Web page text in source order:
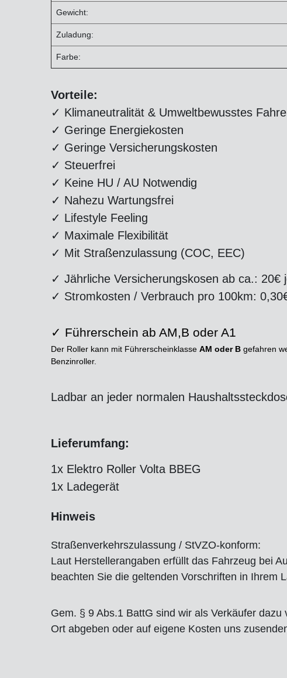
Gewicht:
Zuladung:
Farbe:
Vorteile:
✓ Klimaneutralität & Umweltbewusstes
✓ Geringe Energiekosten
✓ Geringe Versicherungskosten
✓ Steuerfrei
✓ Keine HU / AU Notwendig
✓ Nahezu Wartungsfrei
✓ Lifestyle Feeling
✓ Maximale Flexibilität
✓ Mit Straßenzulassung (COC, EEC)
✓ Jährliche Versicherungskosen ab ca.: 20€
✓ Stromkosten / Verbrauch pro 100km:
✓ Führerschein ab AM,B oder A1
Der Roller kann mit Führerscheinklasse AM oder B gefahren
Benzinroller.
Ladbar an jeder normalen
Lieferumfang:
1x Elektro Roller Volta BBEG
1x Ladegerät
Hinweis
Straßenverkehrszulassung / StVZO-konform:
Laut Herstellerangaben erfüllt das Fahrzeug bei
beachten Sie die geltenden Vorschriften in Ihrem
Gem. § 9 Abs.1 BattG sind wir als Verkäufer
Ort abgeben oder auf eigene Kosten uns